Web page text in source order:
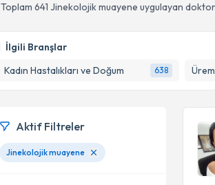
Toplam 641 Jinekolojik muayene uygulayan
İlgili Branşlar
Kadın Hastalıkları ve Doğum
638
Aktif Filtreler
Jinekolojik muayene